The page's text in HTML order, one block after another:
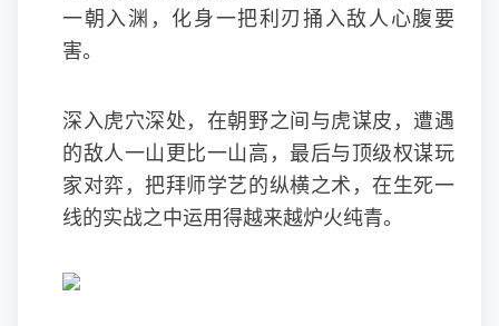
一朝入渊，化身一把利刃捅入敌人心腹要
害。
深入虎穴深处，在朝野之间与虎谋皮，遭遇
的敌人一山更比一山高，最后与顶级权谋玩
家对弈，把拜师学艺的纵横之术，在生死一
线的实战之中运用得越来越炉火纯青。